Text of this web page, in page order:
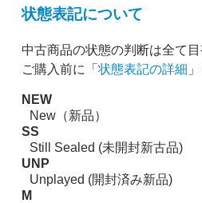
状態表記について
中古商品の状態の判断は全て目
ご購入前に「 状態表記の詳細
NEW
New（新品）
SS
Still Sealed (未開封新古品)
UNP
Unplayed (開封済み新品)
M